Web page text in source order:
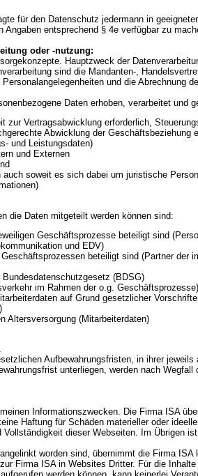
für den Datenschutz jedermann in
entsprechend § 4e verfügbar zu
oder -nutzung:
Hauptzweck der
sind die Mandanten-,
und die Abrechnung
Daten erhoben, verarbeitet und
zur Vertragsabwicklung erforderlich,
Abwicklung der Geschäftsbeziehung
und Leistungsdaten)
und Externen
auch soweit es sich dabei um juristische
die Daten mitgeteilt werden können sind:
Geschäftsprozesse beteiligt sind
und EDV)
beteiligt sind (Partner der
(BDSG)
im Rahmen der o.g. Geschäftsprozesse)
auf Grund gesetzlicher
Altersversorgung (Mitarbeiterdaten)
Aufbewahrungsfristen, in ihrer
unterliegen, werden nach Wegfall
Informationszwecken. Die Firma ISA
Haftung für Schäden materieller oder
dieser Webseiten. Im Übrigen
worden sind, übernimmt die Firma ISA
Firma ISA in Websites Dritter. Für die